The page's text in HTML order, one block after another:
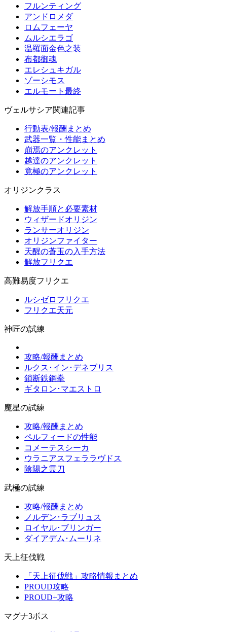
フルンティング
アンドロメダ
ロムフェーヤ
ムルシエラゴ
温羅面金色之装
布都御魂
エレシュキガル
ゾーシモス
エルモート最終
ヴェルサシア関連記事
行動表/報酬まとめ
武器一覧・性能まとめ
崩焉のアンクレット
越達のアンクレット
竟極のアンクレット
オリジンクラス
解放手順と必要素材
ウィザードオリジン
ランサーオリジン
オリジンファイター
天醒の蒼玉の入手方法
解放フリクエ
高難易度フリクエ
ルシゼロフリクエ
フリクエ天元
神匠の試練
攻略/報酬まとめ
ルクス･イン･デネブリス
鎖断鉄鋼拳
ギタロン･マエストロ
魔星の試練
攻略/報酬まとめ
ペルフィードの性能
コメーテスシーカ
ウラニアスフェララヴドス
陰陽之霊刀
武極の試練
攻略/報酬まとめ
ノルデン･ラブリュス
ロイヤル･ブリンガー
ダイアデム･ムーリネ
天上征伐戦
「天上征伐戦」攻略情報まとめ
PROUD攻略
PROUD+攻略
マグナ3ボス